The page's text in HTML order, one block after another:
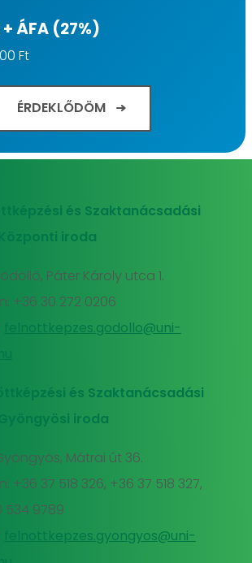
ÁFA (27%)
Ft
ÉRDEKLŐDÖM
és Szaktanácsadási
iroda
Páter Károly utca 1.
+36 30 272 0206
felnottkepzes.godollo@uni-
és Szaktanácsadási
iroda
Mátrai út 36.
+36 37 518 326, +36 37 518 327,
534 9789
felnottkepzes.gyongyos@uni-